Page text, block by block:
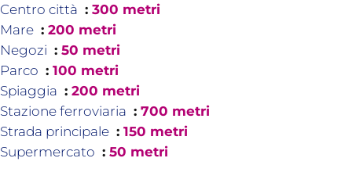
Centro città
300 metri
Mare
200 metri
Negozi
50 metri
Parco
100 metri
Spiaggia
200 metri
Stazione ferroviaria
700 metri
Strada principale
150 metri
Supermercato
50 metri